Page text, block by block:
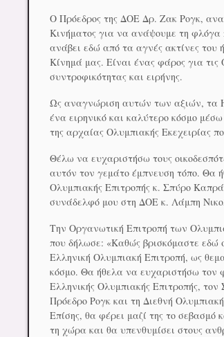
Ο Πρόεδρος της ΔΟΕ Δρ. Ζακ Ρογκ,
Κινήματος για να ανάψουμε τη φλόγα
ανάβει εδώ από τα αγνές ακτίνες του
Κίνημά μας. Είναι ένας φάρος για τις
συντροφικότητας και ειρήνης.
Ως αναγνώριση αυτών των αξιών, τα
ένα ειρηνικό και καλύτερο κόσμο
της αρχαίας Ολυμπιακής Εκεχειρίας
Θέλω να ευχαριστήσω τους
αυτόν τον γεμάτο έμπνευση τόπο. Θα
Ολυμπιακής Επιτροπής κ. Σπύρο
συνάδελφό μου στη ΔΟΕ κ. Λάμπη
Την Οργανωτική Επιτροπή των
που δήλωσε: «Καθώς βρισκόμαστε εδώ
Ελληνική Ολυμπιακή Επιτροπή, ως
κόσμο. Θα ήθελα να ευχαριστήσω τον
Ελληνικής Ολυμπιακής Επιτροπής,
Πρόεδρο Ρογκ και τη Διεθνή
Επίσης, θα φέρει μαζί της το
τη χώρα και θα υπενθυμίσει στους